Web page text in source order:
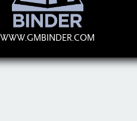
WWW.GMBINDER.COM